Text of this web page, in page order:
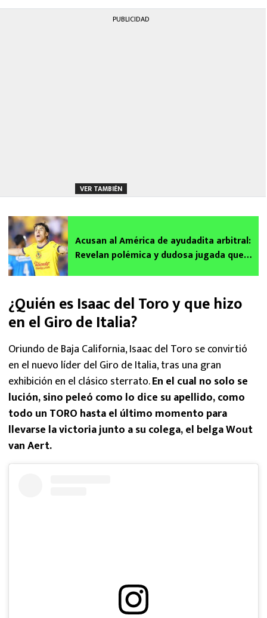
PUBLICIDAD
VER TAMBIÉN
Acusan al América de ayudadita arbitral:
Revelan polémica y dudosa jugada que
¿Quién es Isaac del Toro y que hizo
en el Giro de Italia?
Oriundo de Baja California, Isaac del Toro se convirtió
en el nuevo líder del Giro de Italia, tras una gran
exhibición en el clásico sterrato.En el cual no solo se
lución, sino peleó como lo dice su apellido, como
todo un TORO hasta el último momento para
llevarse la victoria junto a su colega, el belga Wout
van Aert.